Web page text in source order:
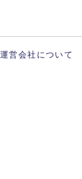
運営会社について